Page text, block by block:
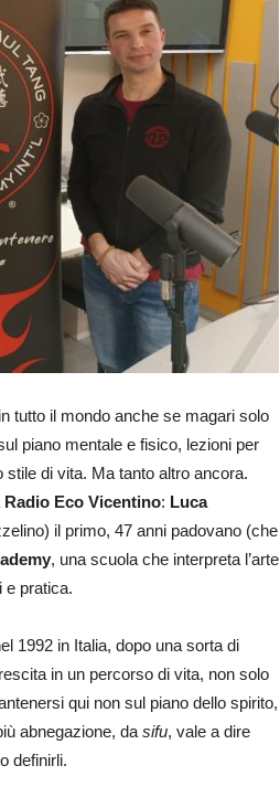
tutto il mondo anche se magari solo
piano mentale e fisico, lezioni per
stile di vita. Ma tanto altro ancora.
Radio Eco Vicentino: Luca
il primo, 47 anni padovano (che
, una scuola che interpreta l’arte
e pratica.
1992 in Italia, dopo una sorta di
in un percorso di vita, non solo
qui non sul piano dello spirito,
abnegazione, da sifu, vale a dire
definirli.